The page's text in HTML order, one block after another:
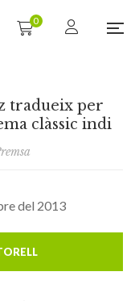
0
tradueix per
clàssic indi
del 2013